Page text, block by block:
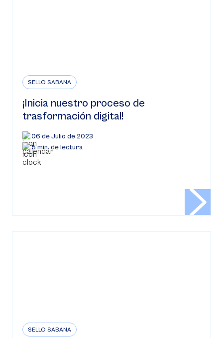
SELLO SABANA
¡Inicia nuestro proceso de
trasformación digital!
06 de Julio de 2023
5 min. de lectura
SELLO SABANA